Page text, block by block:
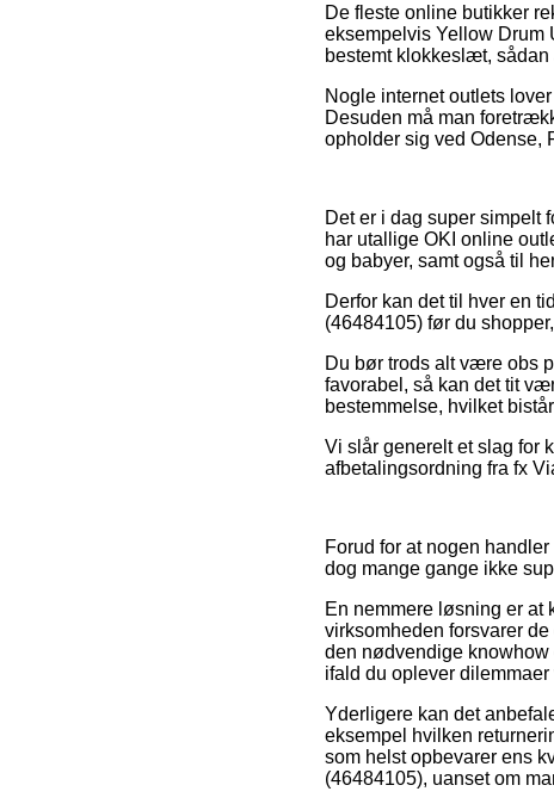
De fleste online butikker
eksempelvis Yellow Drum
bestemt klokkeslæt, sådan
Nogle internet outlets
Desuden må man
opholder sig ved Odense,
Det er i dag super simpelt
har utallige OKI online
og babyer, samt også til
Derfor kan det til hver en
(46484105) før du
Du bør trods alt være obs
favorabel, så kan det tit
bestemmelse, hvilket
Vi slår generelt et slag for
afbetalingsordning fra fx
Forud for at nogen
dog mange gange ikke
En nemmere løsning er at
virksomheden forsvarer
den nødvendige
ifald du oplever dilemmaer
Yderligere kan det
eksempel hvilken
som helst opbevarer ens
(46484105), uanset om